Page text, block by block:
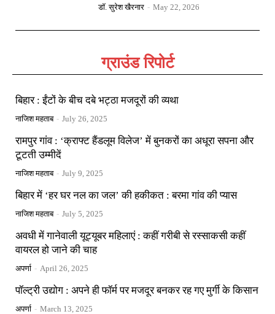
डॉ. सुरेश खैरनार - May 22, 2026
ग्राउंड रिपोर्ट
बिहार : ईंटों के बीच दबे भट्ठा मजदूरों की व्यथा
नाजिश महताब - July 26, 2025
रामपुर गांव : ‘क्राफ्ट हैंडलूम विलेज’ में बुनकरों का अधूरा सपना और
टूटती उम्मीदें
नाजिश महताब - July 9, 2025
बिहार में ‘हर घर नल का जल’ की हकीकत : बरमा गांव की प्यास
नाजिश महताब - July 5, 2025
अवधी में गानेवाली यूट्यूबर महिलाएं : कहीं गरीबी से रस्साकसी कहीं
वायरल हो जाने की चाह
अपर्णा - April 26, 2025
पॉल्ट्री उद्योग : अपने ही फॉर्म पर मजदूर बनकर रह गए मुर्गी के किसान
अपर्णा - March 13, 2025